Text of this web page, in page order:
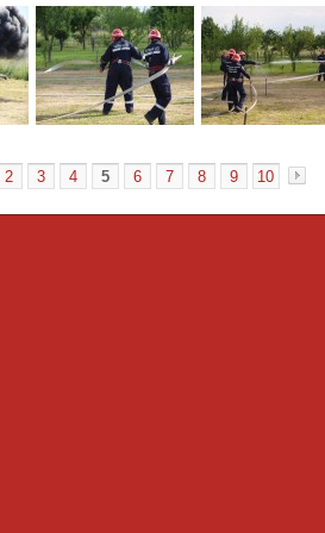
2 3 4 5 6 7 8 9 10